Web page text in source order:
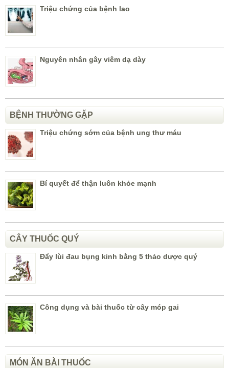
Triệu chứng của bệnh lao
Nguyên nhân gây viêm dạ dày
BỆNH THƯỜNG GẶP
Triệu chứng sớm của bệnh ung thư máu
Bí quyết để thận luôn khỏe mạnh
CÂY THUỐC QUÝ
Đẩy lùi đau bụng kinh bằng 5 thảo dược quý
Công dụng và bài thuốc từ cây móp gai
MÓN ĂN BÀI THUỐC